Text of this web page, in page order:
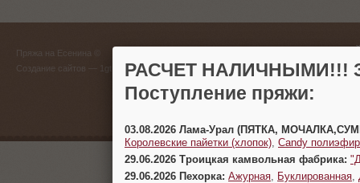
Пряжа на Есенина ©
Создание сайтов
(383)
г.
РАСЧЕТ НАЛИЧНЫМИ!!!
Поступление пряжи:
03.08.2026 Лама-Урал (ПЯТКА,
Королевские пайетки (хлопок) Candy
29.06.2026 Троицкая камвольная фабрика:
29.06.2026 Пехорка: Ажурная Буклированная